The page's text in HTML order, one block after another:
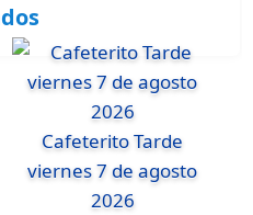
Cafeterito Tarde
viernes 7 de agosto
2026